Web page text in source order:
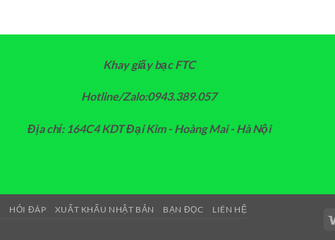
Khay giấy bạc FTC
Hotline/Zalo:0943.389.057
Địa chỉ: 164C4 KDT Đại Kim - Hoàng Mai - Hà Nội
HỎI ĐÁP XUẤT KHẨU NHẬT BẢN BẠN ĐỌC LIÊN HỆ